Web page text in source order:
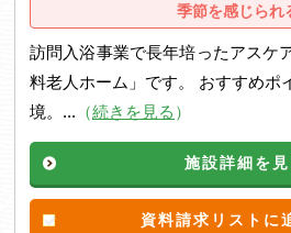
季節を感じられ
訪問入浴事業で長年培ったアスケ
料老人ホーム」です。 おすすめポ
境。... （続きを見る ）
施設詳細を見
資料請求リストに